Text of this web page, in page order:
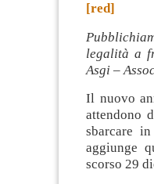
[red]
legalità a
Asgi –
Il nuovo
attendono
sbarcare
aggiunge
scorso 29